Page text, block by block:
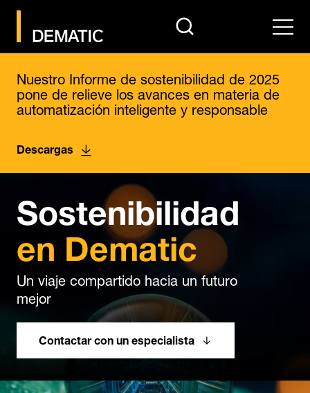
search Menu
Nuestro Informe de sostenibilidad de 2025
pone de relieve los avances en materia de
automatización inteligente y responsable
Descargas
Sostenibilidad
en Dematic
Un viaje compartido hacia un futuro
mejor
Contactar con un especialista